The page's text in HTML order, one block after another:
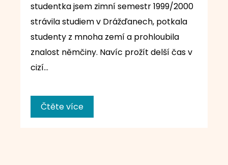
studentka jsem zimní semestr 1999/2000
strávila studiem v Drážďanech, potkala
studenty z mnoha zemí a prohloubila
znalost němčiny. Navíc prožít delší čas v
cizí…
Čtěte více